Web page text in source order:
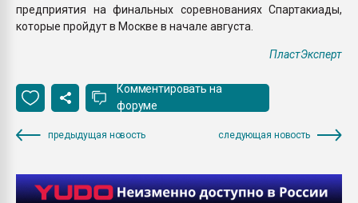
предприятия на финальных соревнованиях Спартакиады,
которые пройдут в Москве в начале августа.
ПластЭксперт
Комментировать на
форуме
предыдущая новость следующая новость